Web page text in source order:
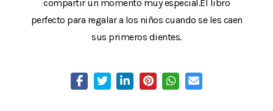
compartir un momento muy especial.El libro
perfecto para regalar a los niños cuando se les caen
sus primeros dientes.